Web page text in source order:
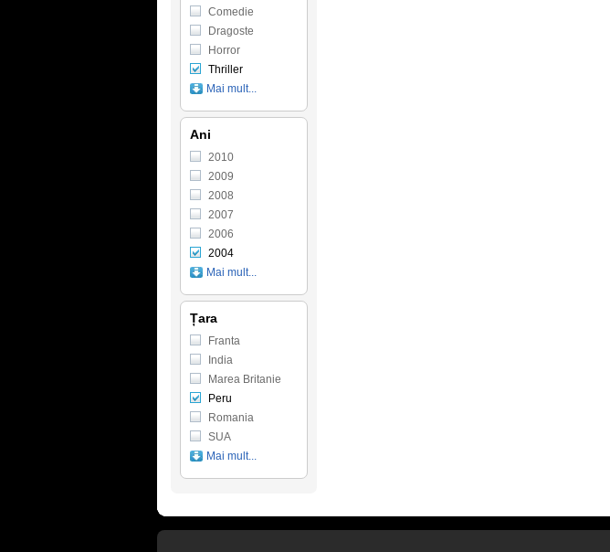
Comedie
Dragoste
Horror
Thriller
Mai mult...
Ani
2010
2009
2008
2007
2006
2004
Mai mult...
Țara
Franta
India
Marea Britanie
Peru
Romania
SUA
Mai mult...